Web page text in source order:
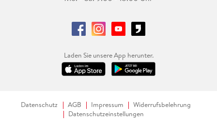
Laden Sie unsere App herunter.
Datenschutz AGB Impressum
Widerrufsbelehrung
Datenschutzeinstellungen